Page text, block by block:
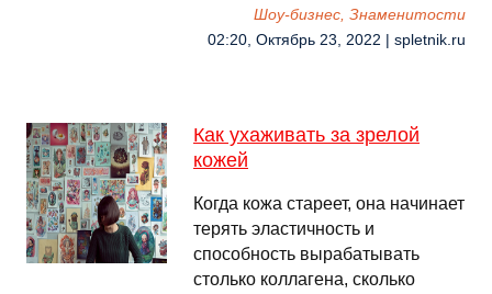
Шоу-бизнес, Знаменитости
02:20, Октябрь 23, 2022 | spletnik.ru
Как ухаживать за зрелой
кожей
Когда кожа стареет, она начинает
терять эластичность и
способность вырабатывать
столько коллагена, сколько